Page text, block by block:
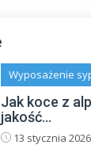
Wyposażenie
Jak koce z
jakość...
13 stycznia 2026